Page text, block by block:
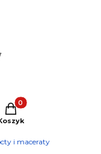
Produkty w koszyku:
i maceraty